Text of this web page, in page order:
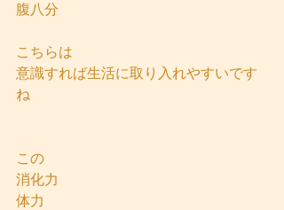
腹八分
こちらは
意識すれば生活に取り入れやすいです
ね
この
消化力
体力